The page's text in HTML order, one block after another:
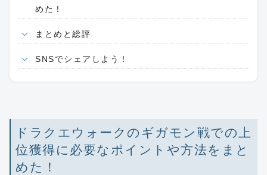
めた！
まとめと総評
SNSでシェアしよう！
ドラクエウォークのギガモン戦での上
位獲得に必要なポイントや方法をまと
めた！